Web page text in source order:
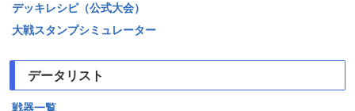
デッキレシピ（公式大会）
大戦スタンプシミュレーター
データリスト
戦器一覧